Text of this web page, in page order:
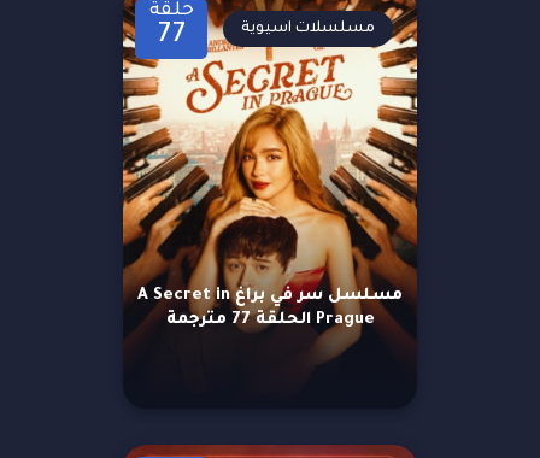
حلقة
77
مسلسل سر في براغ A Secret in
Prague الحلقة 77 مترجمة
مسلسلات اسيوية